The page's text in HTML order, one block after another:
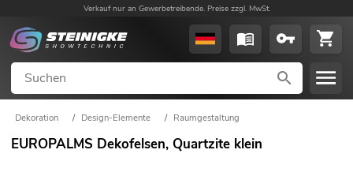
Verkauf nur an Gewerbetreibende. Preise zzgl. MwSt.
Dekoration / Design-Elemente / Raumgestaltung
EUROPALMS Dekofelsen, Quartzite klein